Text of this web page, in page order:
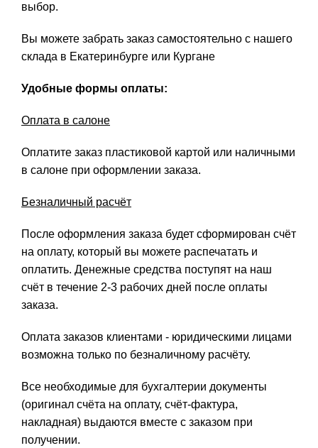
выбор.
Вы можете забрать заказ самостоятельно с нашего
склада в Екатеринбурге или Кургане
Удобные формы оплаты:
Оплата в салоне
Оплатите заказ пластиковой картой или наличными
в салоне при оформлении заказа.
Безналичный расчёт
После оформления заказа будет сформирован счёт
на оплату, который вы можете распечатать и
оплатить. Денежные средства поступят на наш
счёт в течение 2-3 рабочих дней после оплаты
заказа.
Оплата заказов клиентами - юридическими лицами
возможна только по безналичному расчёту.
Все необходимые для бухгалтерии документы
(оригинал счёта на оплату, счёт-фактура,
накладная) выдаются вместе с заказом при
получении.